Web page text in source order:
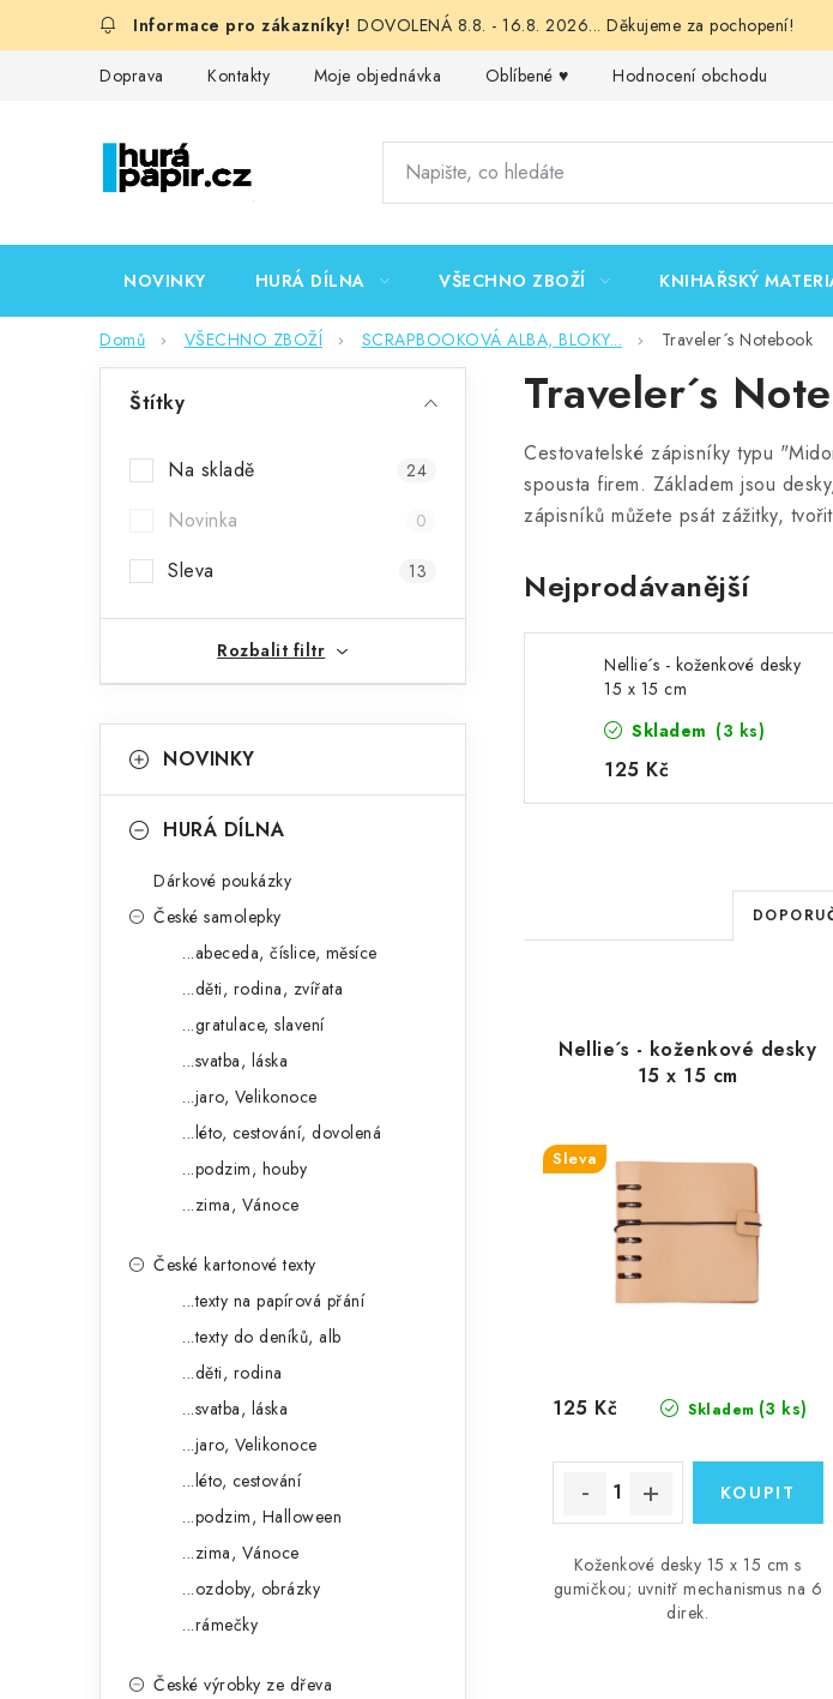
DOVOLENÁ 8.8. - 16.8. 2026... Děkujeme za pochopení!
Doprava Kontakty Moje objednávka Oblíbené ♥️ Hodnocení obchodu
NOVINKY HURÁ DÍLNA VŠECHNO ZBOŽÍ KNIHAŘSKÝ
Domů VŠECHNO ZBOŽÍ SCRAPBOOKOVÁ ALBA, BLOKY... Traveler´s Notebook
a
p
Štítky
Na skladě 24
Novinka 0
Sleva 13
Rozbalit filtr
kategorie
a
NOVINKY
HURÁ DÍLNA
Dárkové poukázky
České samolepky
...abeceda, číslice, měsíce
...děti, rodina, zvířata
...gratulace, slavení
...svatba, láska
...jaro, Velikonoce
...léto, cestování, dovolená
...podzim, houby
...zima, Vánoce
České kartonové texty
...texty na papírová přání
...texty do deníků, alb
...děti, rodina
...svatba, láska
...jaro, Velikonoce
...léto, cestování
...podzim, Halloween
...zima, Vánoce
...ozdoby, obrázky
...rámečky
České výrobky ze dřeva
Traveler´s
Cestovatelské zápisníky typu
spousta firem. Základem jsou
zápisníků můžete psát zážitky,
Nejprodávanější
Nellie´s - koženkové desky
15 x 15 cm
Skladem (3 ks)
125 Kč
Ř
a
e
n
p
r
d
k
t
ů
Nellie´s - koženkové desky
15 x 15 cm
Sleva
Skladem (3 ks)
125 Kč
Koženkové desky 15 x 15 cm s
gumičkou; uvnitř mechanismus na 6
direk.